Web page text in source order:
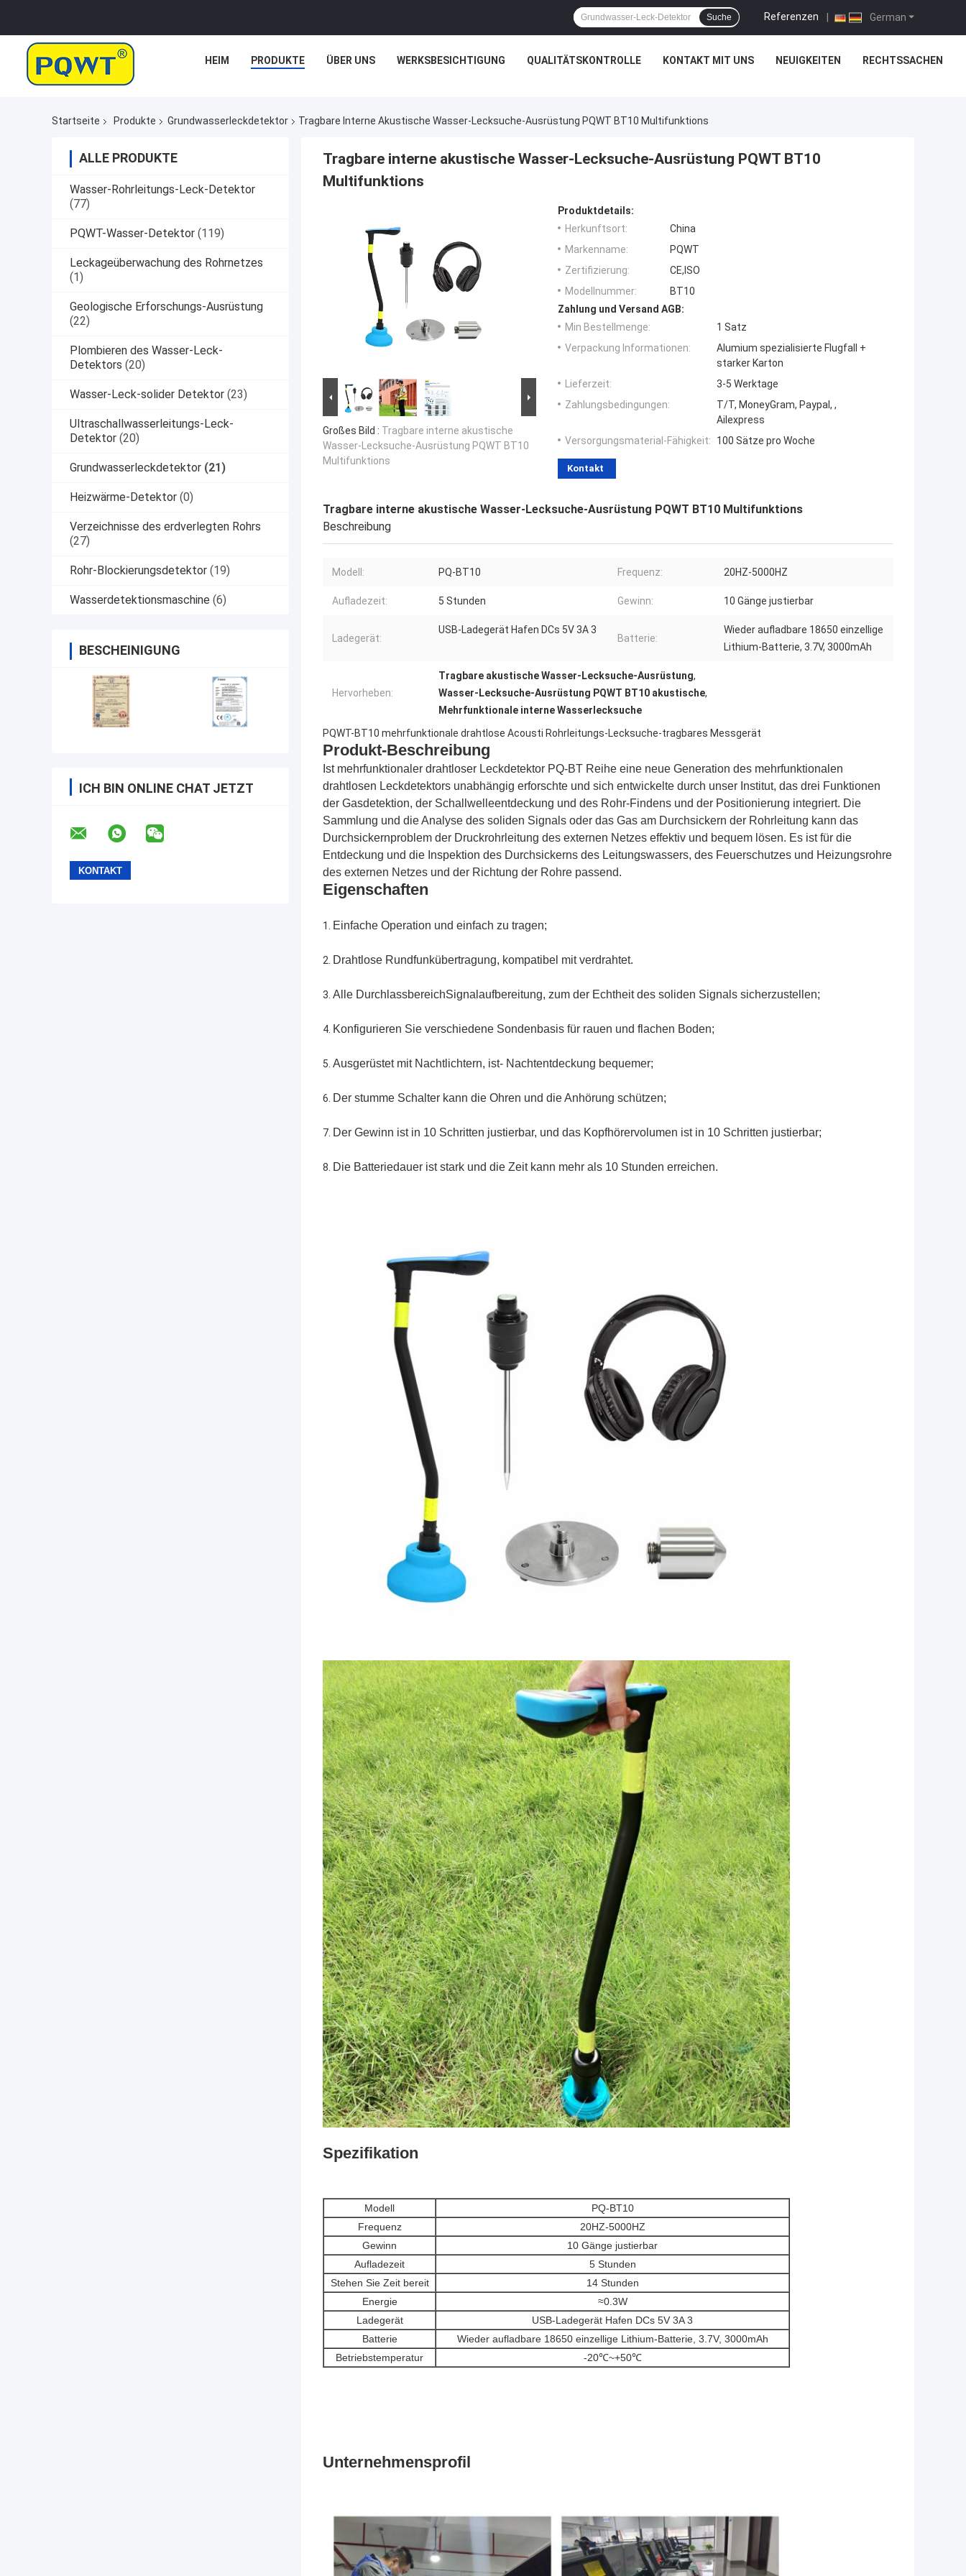
German
Referenzen |
Suche
HEIM PRODUKTE ÜBER UNS WERKSBESICHTIGUNG QUALITÄTSKONTROLLE KONTAKT MIT UNS NEUIGKEITEN RECHTSSACHEN
Startseite Produkte Grundwasserleckdetektor Tragbare Interne Akustische Wasser-Lecksuche-Ausrüstung PQWT BT10 Multifunktions
ALLE PRODUKTE
Wasser-Rohrleitungs-Leck-Detektor
(77)
PQWT-Wasser-Detektor (119)
Leckageüberwachung des Rohrnetzes
(1)
Geologische Erforschungs-Ausrüstung
(22)
Plombieren des Wasser-Leck-
Detektors (20)
Wasser-Leck-solider Detektor (23)
Ultraschallwasserleitungs-Leck-
Detektor (20)
Grundwasserleckdetektor (21)
Heizwärme-Detektor (0)
Verzeichnisse des erdverlegten Rohrs
(27)
Rohr-Blockierungsdetektor (19)
Wasserdetektionsmaschine (6)
BESCHEINIGUNG
ICH BIN ONLINE CHAT JETZT
Tragbare interne akustische Wasser-Lecksuche-Ausrüstung PQWT BT10
Multifunktions
Großes Bild : Tragbare interne akustische
Wasser-Lecksuche-Ausrüstung PQWT BT10
Multifunktions
Produktdetails:
Herkunftsort:
China
Markenname:
PQWT
Zertifizierung:
CE,ISO
Modellnummer:
BT10
Zahlung und Versand AGB:
Min Bestellmenge:
1 Satz
Verpackung Informationen:
Alumium spezialisierte Flugfall +
starker Karton
Lieferzeit:
3-5 Werktage
Zahlungsbedingungen:
T/T, MoneyGram, Paypal, ,
Ailexpress
Versorgungsmaterial-Fähigkeit:
100 Sätze pro Woche
Kontakt
Tragbare interne akustische Wasser-Lecksuche-Ausrüstung PQWT BT10 Multifunktions
Beschreibung
Modell: PQ-BT10 Frequenz: 20HZ-5000HZ
Aufladezeit: 5 Stunden Gewinn: 10 Gänge justierbar
Ladegerät:
USB-Ladegerät Hafen DCs 5V 3A 3
Batterie:
Wieder aufladbare 18650 einzellige
Lithium-Batterie, 3.7V, 3000mAh
Hervorheben:
Tragbare akustische Wasser-Lecksuche-Ausrüstung,
Wasser-Lecksuche-Ausrüstung PQWT BT10 akustische,
Mehrfunktionale interne Wasserlecksuche
PQWT-BT10 mehrfunktionale drahtlose Acousti Rohrleitungs-Lecksuche-tragbares Messgerät
Produkt-Beschreibung
Ist mehrfunktionaler drahtloser Leckdetektor PQ-BT Reihe eine neue Generation des mehrfunktionalen
drahtlosen Leckdetektors unabhängig erforschte und sich entwickelte durch unser Institut, das drei Funktionen
der Gasdetektion, der Schallwelleentdeckung und des Rohr-Findens und der Positionierung integriert. Die
Sammlung und die Analyse des soliden Signals oder das Gas am Durchsickern der Rohrleitung kann das
Durchsickernproblem der Druckrohrleitung des externen Netzes effektiv und bequem lösen. Es ist für die
Entdeckung und die Inspektion des Durchsickerns des Leitungswassers, des Feuerschutzes und Heizungsrohre
des externen Netzes und der Richtung der Rohre passend.
Eigenschaften
1. Einfache Operation und einfach zu tragen;
2. Drahtlose Rundfunkübertragung, kompatibel mit verdrahtet.
3. Alle DurchlassbereichSignalaufbereitung, zum der Echtheit des soliden Signals sicherzustellen;
4. Konfigurieren Sie verschiedene Sondenbasis für rauen und flachen Boden;
5. Ausgerüstet mit Nachtlichtern, ist- Nachtentdeckung bequemer;
6. Der stumme Schalter kann die Ohren und die Anhörung schützen;
7. Der Gewinn ist in 10 Schritten justierbar, und das Kopfhörervolumen ist in 10 Schritten justierbar;
8. Die Batteriedauer ist stark und die Zeit kann mehr als 10 Stunden erreichen.
Spezifikation
Modell
PQ-BT10
Frequenz
20HZ-5000HZ
Gewinn
10 Gänge justierbar
Aufladezeit
5 Stunden
Stehen Sie Zeit bereit
14 Stunden
Energie
≈0.3W
Ladegerät
USB-Ladegerät Hafen DCs 5V 3A 3
Batterie
Wieder aufladbare 18650 einzellige Lithium-Batterie, 3.7V, 3000mAh
Betriebstemperatur
-20℃~+50℃
Unternehmensprofil